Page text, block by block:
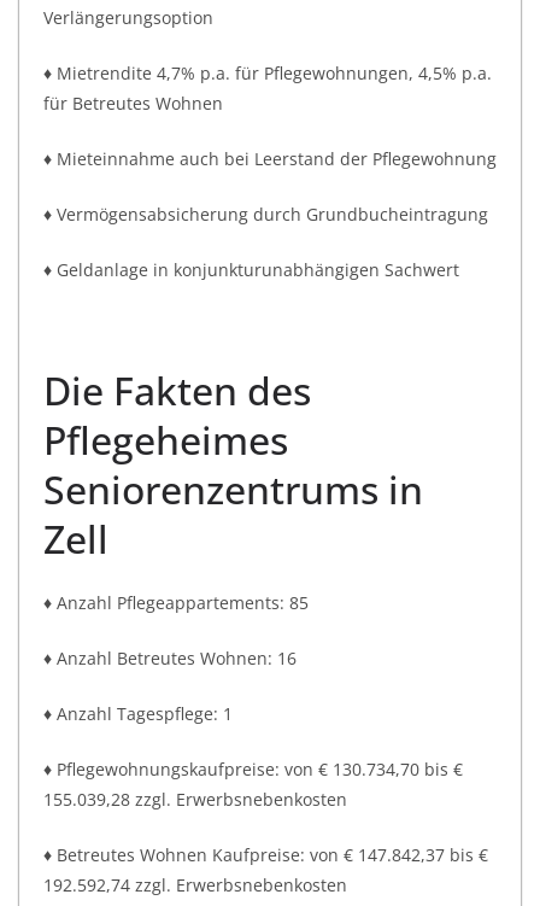
Verlängerungsoption
♦ Mietrendite 4,7% p.a. für Pflegewohnungen, 4,5% p.a.
für Betreutes Wohnen
♦ Mieteinnahme auch bei Leerstand der Pflegewohnung
♦ Vermögensabsicherung durch Grundbucheintragung
♦ Geldanlage in konjunkturunabhängigen Sachwert
Die Fakten des
Pflegeheimes
Seniorenzentrums in
Zell
♦ Anzahl Pflegeappartements: 85
♦ Anzahl Betreutes Wohnen: 16
♦ Anzahl Tagespflege: 1
♦ Pflegewohnungskaufpreise: von € 130.734,70 bis €
155.039,28 zzgl. Erwerbsnebenkosten
♦ Betreutes Wohnen Kaufpreise: von € 147.842,37 bis €
192.592,74 zzgl. Erwerbsnebenkosten